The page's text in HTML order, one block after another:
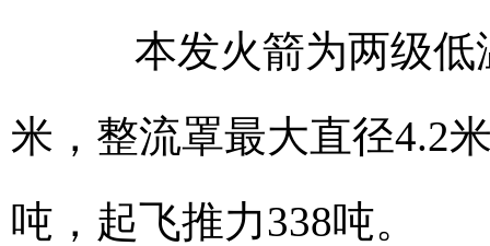
本发火箭为两级低
米，整流罩最大直径4.2
吨，起飞推力338吨。